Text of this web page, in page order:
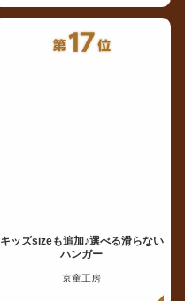
キッズsizeも追加♪選べる滑らない
ハンガー
京童工房